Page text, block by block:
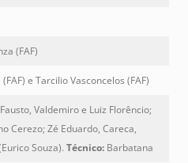
(FAF)
e Tarcilio Vasconcelos (FAF)
Valdemiro e Luiz Florêncio;
Cerezo; Zé Eduardo, Careca,
Souza). Técnico: Barbatana